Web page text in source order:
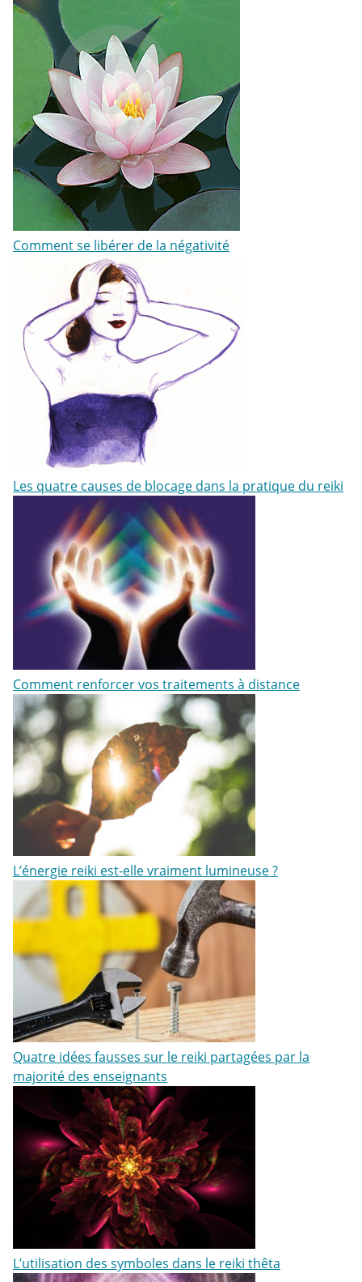
Comment se libérer de la négativité
Les quatre causes de blocage dans la pratique du reiki
Comment renforcer vos traitements à distance
L’énergie reiki est-elle vraiment lumineuse ?
Quatre idées fausses sur le reiki partagées par la
majorité des enseignants
L’utilisation des symboles dans le reiki thêta